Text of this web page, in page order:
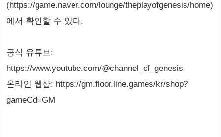
(https://game.naver.com/lounge/theplayofgenesis/home)
에서 확인할 수 있다.
공식 유튜브:
https://www.youtube.com/@channel_of_genesis
온라인 웹샵: https://gm.floor.line.games/kr/shop?
gameCd=GM